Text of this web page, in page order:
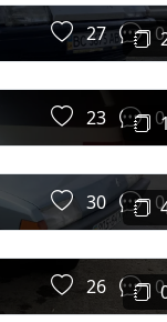
27 0
23 0
30 0
26 0